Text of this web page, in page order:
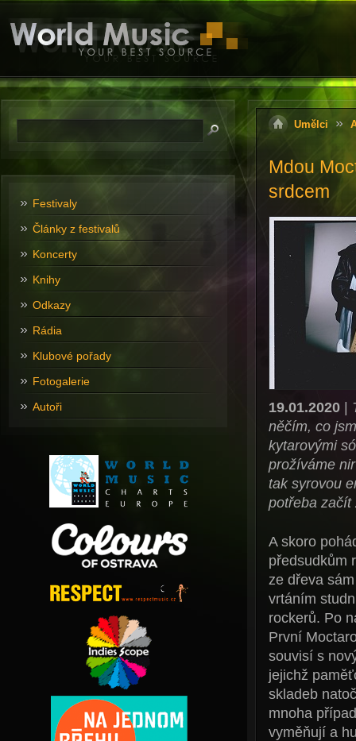
Umělci
Mdou
srdcem
19.01.2020|
něčím, co
kytarovými
prožíváme
tak syrovou
potřeba začít
A skoro
předsudkům
ze dřeva
vrtáním
rockerů. Po
První
souvisí s
jejichž
skladeb
mnoha
vyměňují a
Festivaly
Články z festivalů
Koncerty
Knihy
Odkazy
Rádia
Klubové pořady
Fotogalerie
Autoři